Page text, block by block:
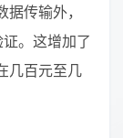
传输外，
。这增加了
几百元至几